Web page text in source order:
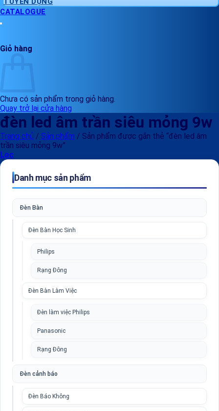
CATALOGUE
Giỏ hàng
Chưa có sản phẩm trong giỏ hàng.
Quay trở lại cửa hàng
đèn led âm trần siêu mỏng 9w
Trang chủ / Sản phẩm / Sản phẩm được gắn thẻ “đèn led âm
trần siêu mỏng 9w”
Lọc
Danh mục sản phẩm
Đèn Bàn
Đèn Bàn Học Sinh
Philips
Rạng Đông
Đèn Bàn Làm Việc
Đèn làm việc Philips
Panasonic
Rạng Đông
Đèn cảnh báo
Đèn Báo Không